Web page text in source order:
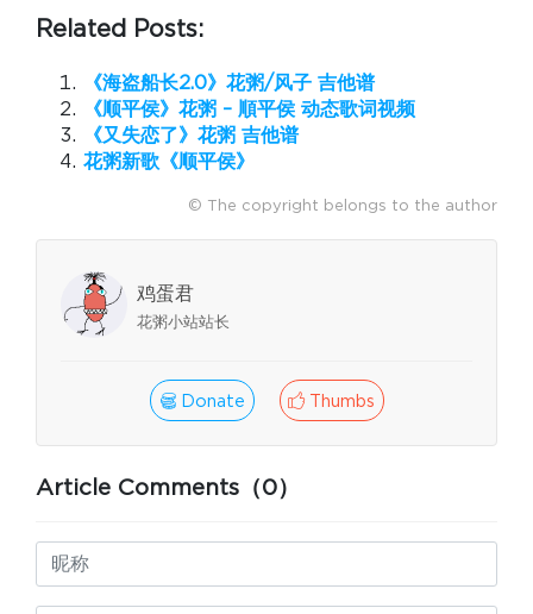
Related Posts:
《海盗船长2.0》花粥/风子 吉他谱
《顺平侯》花粥 – 順平侯 动态歌词视频
《又失恋了》花粥 吉他谱
花粥新歌《顺平侯》
© The copyright belongs to the author
鸡蛋君
花粥小站站长
Donate Thumbs
Article Comments（0）